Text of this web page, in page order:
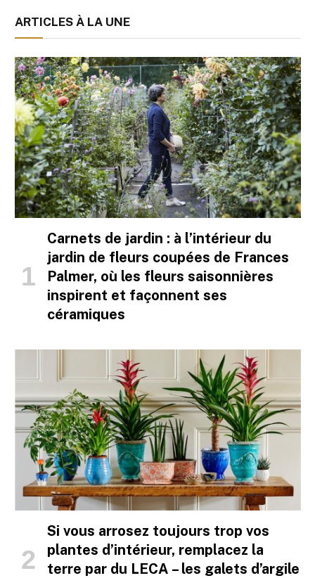
ARTICLES À LA UNE
Carnets de jardin : à l’intérieur du
jardin de fleurs coupées de Frances
Palmer, où les fleurs saisonnières
inspirent et façonnent ses
céramiques
Si vous arrosez toujours trop vos
plantes d’intérieur, remplacez la
terre par du LECA – les galets d’argile